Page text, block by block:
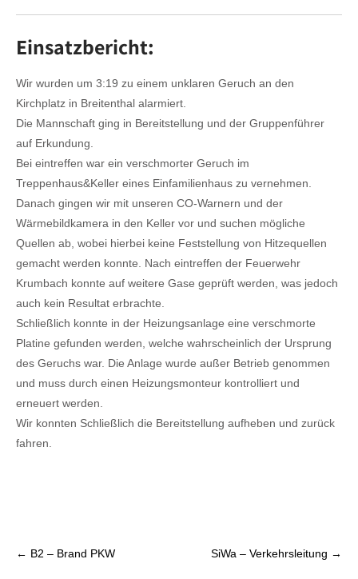
Einsatzbericht:
Wir wurden um 3:19 zu einem unklaren Geruch an den
Kirchplatz in Breitenthal alarmiert.
Die Mannschaft ging in Bereitstellung und der Gruppenführer
auf Erkundung.
Bei eintreffen war ein verschmorter Geruch im
Treppenhaus&Keller eines Einfamilienhaus zu vernehmen.
Danach gingen wir mit unseren CO-Warnern und der
Wärmebildkamera in den Keller vor und suchen mögliche
Quellen ab, wobei hierbei keine Feststellung von Hitzequellen
gemacht werden konnte. Nach eintreffen der Feuerwehr
Krumbach konnte auf weitere Gase geprüft werden, was jedoch
auch kein Resultat erbrachte.
Schließlich konnte in der Heizungsanlage eine verschmorte
Platine gefunden werden, welche wahrscheinlich der Ursprung
des Geruchs war. Die Anlage wurde außer Betrieb genommen
und muss durch einen Heizungsmonteur kontrolliert und
erneuert werden.
Wir konnten Schließlich die Bereitstellung aufheben und zurück
fahren.
P
← B2 – Brand PKW SiWa – Verkehrsleitung →